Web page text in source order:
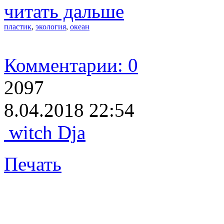
читать дальше
пластик, экология, океан
Комментарии: 0
2097
8.04.2018 22:54
witch Dja
Печать